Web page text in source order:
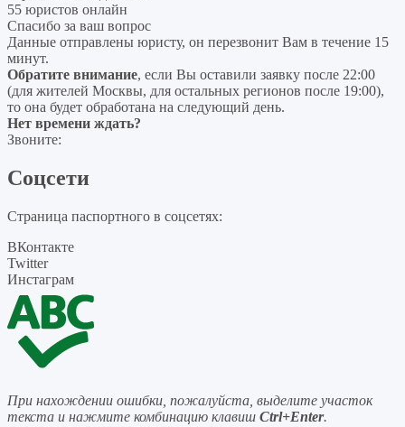
55 юристов онлайн
Спасибо за ваш вопрос
Данные отправлены юристу, он перезвонит Вам в течение 15
минут.
Обратите внимание, если Вы оставили заявку после 22:00
(для жителей Москвы, для остальных регионов после 19:00),
то она будет обработана на следующий день.
Нет времени ждать?
Звоните:
Соцсети
Страница паспортного в соцсетях:
ВКонтакте
Twitter
Инстаграм
При нахождении ошибки, пожалуйста, выделите участок
текста и нажмите комбинацию клавиш Ctrl+Enter.